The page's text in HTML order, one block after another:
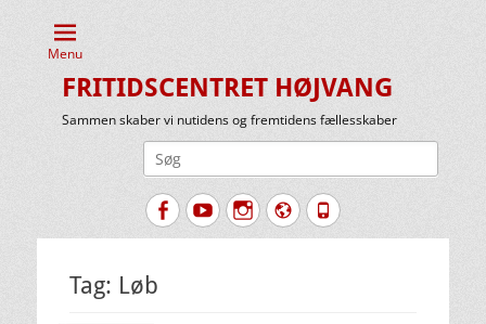
Menu
FRITIDSCENTRET HØJVANG
Sammen skaber vi nutidens og fremtidens fællesskaber
FacebookYouTubeInstagram
Website
Tlf.
Tag: Løb